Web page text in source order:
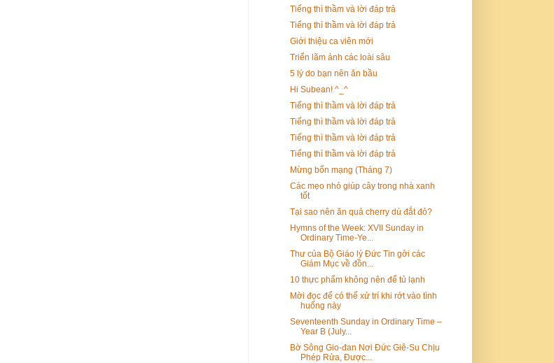
Tiếng thì thầm và lời đáp trả
Tiếng thì thầm và lời đáp trả
Giới thiệu ca viên mới
Triển lãm ảnh các loài sâu
5 lý do bạn nên ăn bầu
Hi Subean! ^_^
Tiếng thì thầm và lời đáp trả
Tiếng thì thầm và lời đáp trả
Tiếng thì thầm và lời đáp trả
Tiếng thì thầm và lời đáp trả
Mừng bổn mạng (Tháng 7)
Các mẹo nhỏ giúp cây trong nhà xanh
tốt
Tại sao nên ăn quả cherry dù đắt đỏ?
Hymns of the Week: XVII Sunday in
Ordinary Time-Ye...
Thư của Bộ Giáo lý Đức Tin gởi các
Giám Mục về đồn...
10 thực phẩm không nên để tủ lạnh
Mời đọc để có thể xử trí khi rớt vào tình
huống này
Seventeenth Sunday in Ordinary Time –
Year B (July...
Bờ Sông Gio-đan Nơi Đức Giê-Su Chịu
Phép Rửa, Được...